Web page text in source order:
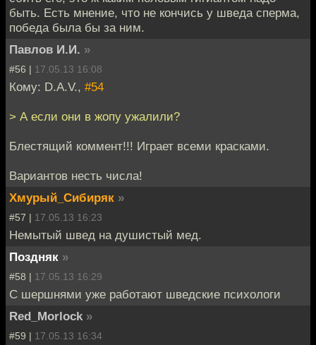
быть. Есть мнение, что не кончись у шведа сперма,
победа была бы за ним.
Павлов И.И. »
#56 | 17.05.13 16:08
Кому: D.A.V., #54
> А если они в жопу ужалили?
Блестящий коммент!!! Играет всеми красками.
Вариантов несть числа!
Хмурый_Сибиряк »
#57 | 17.05.13 16:23
Немытый швед на душистый мед.
Поздняк »
#58 | 17.05.13 16:29
С шершнями уже работают шведские психологи
Red_Morlock »
#59 | 17.05.13 16:34